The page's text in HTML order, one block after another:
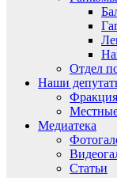
Отдел
Наши
Медиатека
Статьи